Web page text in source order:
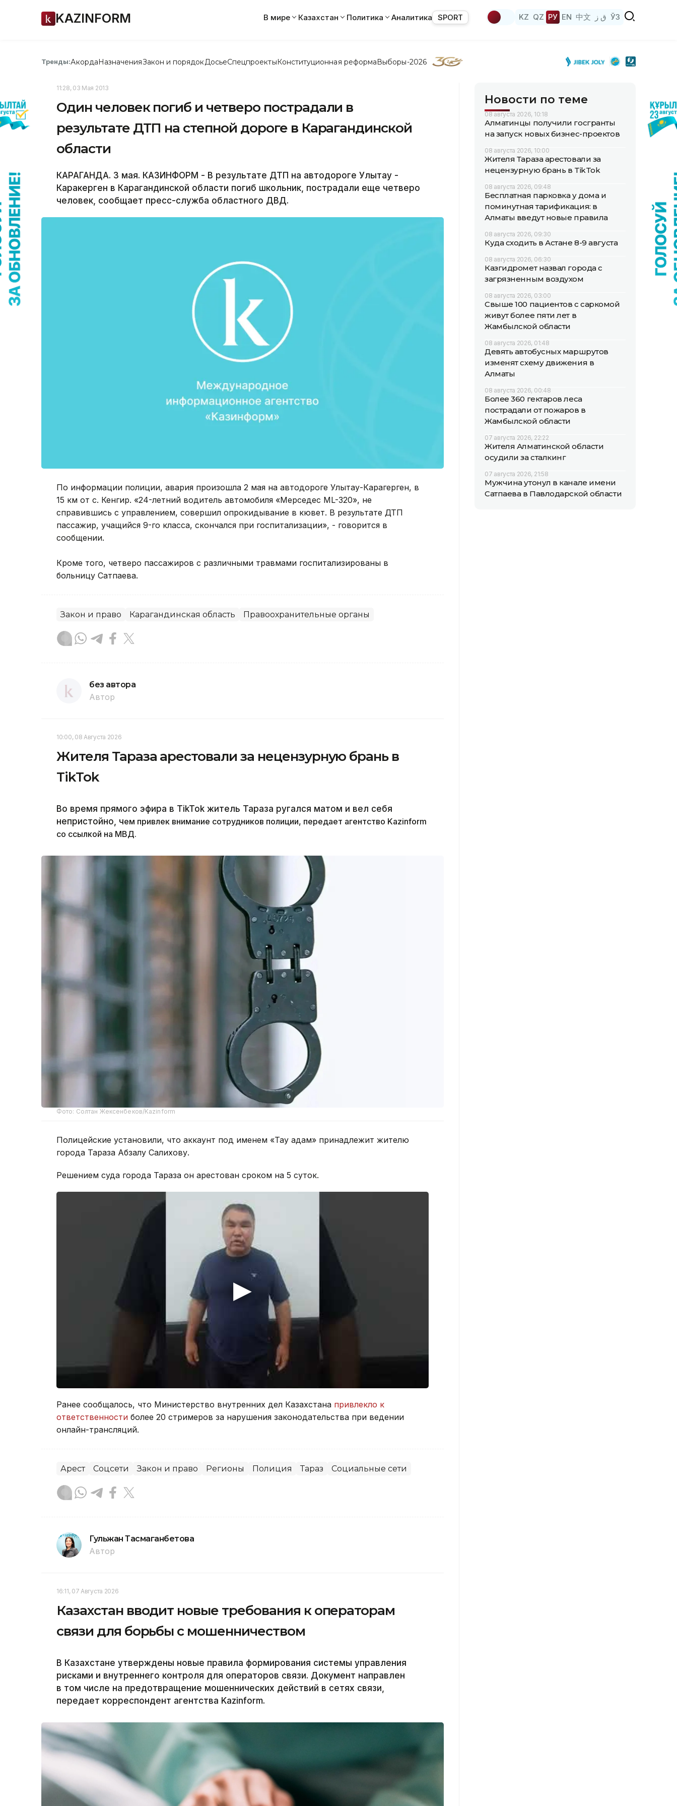
KAZINFORM В мире Казахстан Политика Аналитика SPORT KZ QZ РУ EN 中文 ق ز ЎЗ
Тренды:АкордаНазначенияЗакон и порядок ДосьеСпецпроектыКонституционная реформаВыборы-2026
11:28, 03 Мая 2013
Один человек погиб и четверо пострадали в
результате ДТП на степной дороге в Карагандинской
области
КАРАГАНДА. 3 мая. КАЗИНФОРМ - В результате ДТП на автодороге Улытау -
Каракерген в Карагандинской области погиб школьник, пострадали еще четверо
человек, сообщает пресс-служба областного ДВД.
По информации полиции, авария произошла 2 мая на автодороге Улытау-Карагерген, в
15 км от с. Кенгир. «24-летний водитель автомобиля «Мерседес ML-320», не
справившись с управлением, совершил опрокидывание в кювет. В результате ДТП
пассажир, учащийся 9-го класса, скончался при госпитализации», - говорится в
сообщении.
Кроме того, четверо пассажиров с различными травмами госпитализированы в
больницу Сатпаева.
Закон и право Карагандинская область Правоохранительные органы
без автора
Автор
10:00, 08 Августа 2026
Жителя Тараза арестовали за нецензурную брань в
TikTok
Во время прямого эфира в TikTok житель Тараза ругался матом и вел себя
непристойно, чем привлек внимание сотрудников полиции, передает агентство Kazinform
со ссылкой на МВД.
Фото: Солтан Жексенбеков/Kazinform
Полицейские установили, что аккаунт под именем «Тау адам» принадлежит жителю
города Тараза Абзалу Салихову.
Решением суда города Тараза он арестован сроком на 5 суток.
Ранее сообщалось, что Министерство внутренних дел Казахстана привлекло к
ответственности более 20 стримеров за нарушения законодательства при ведении
онлайн-трансляций.
Арест Соцсети Закон и право Регионы Полиция Тараз Социальные сети
Гульжан Тасмаганбетова
Автор
16:11, 07 Августа 2026
Казахстан вводит новые требования к операторам
связи для борьбы с мошенничеством
В Казахстане утверждены новые правила формирования системы управления
рисками и внутреннего контроля для операторов связи. Документ направлен
в том числе на предотвращение мошеннических действий в сетях связи,
передает корреспондент агентства Kazinform.
Новости по теме
08 августа 2026, 10:18
Алматинцы получили госгранты
на запуск новых бизнес-проектов
08 августа 2026, 10:00
Жителя Тараза арестовали за
нецензурную брань в TikTok
08 августа 2026, 09:48
Бесплатная парковка у дома и
поминутная тарификация: в
Алматы введут новые правила
08 августа 2026, 09:30
Куда сходить в Астане 8-9 августа
08 августа 2026, 06:30
Казгидромет назвал города с
загрязненным воздухом
08 августа 2026, 03:00
Свыше 100 пациентов с саркомой
живут более пяти лет в
Жамбылской области
08 августа 2026, 01:48
Девять автобусных маршрутов
изменят схему движения в
Алматы
08 августа 2026, 00:48
Более 360 гектаров леса
пострадали от пожаров в
Жамбылской области
07 августа 2026, 22:22
Жителя Алматинской области
осудили за сталкинг
07 августа 2026, 21:58
Мужчина утонул в канале имени
Сатпаева в Павлодарской области